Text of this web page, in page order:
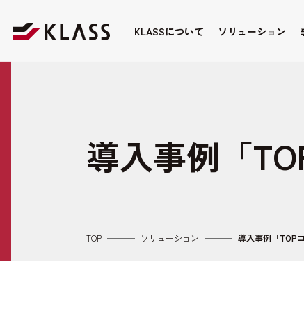
KLASSについて ソリューション
導入事例「
TOP ソリューション 導入事例「TOP